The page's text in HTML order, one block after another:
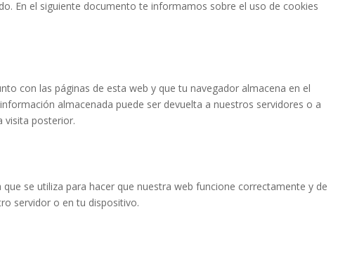
En el siguiente documento te informamos sobre el uso de cookies
con las páginas de esta web y que tu navegador almacena en el
almacenada puede ser devuelta a nuestros servidores o a
visita posterior.
se utiliza para hacer que nuestra web funcione correctamente y de
servidor o en tu dispositivo.